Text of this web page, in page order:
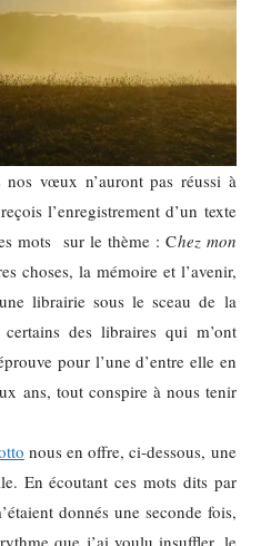
vœux n’auront pas réussi à
l’enregistrement d’un texte
mots sur le thème : Chez mon
choses, la mémoire et l’avenir,
librairie sous le sceau de la
des libraires qui m’ont
pour l’une d’entre elle en
ans, tout conspire à nous tenir
nous en offre, ci-dessous, une
En écoutant ces mots dits par
donnés une seconde fois,